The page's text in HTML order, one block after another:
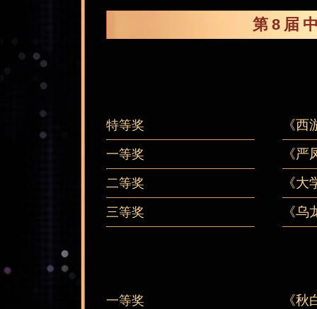
第8届
特等奖 《西
一等奖 《严
二等奖 《
三等奖 《
一等奖 《